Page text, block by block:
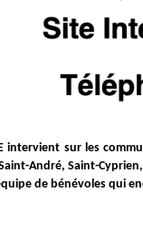
intervient sur les
André, Saint-
de bénévoles qui